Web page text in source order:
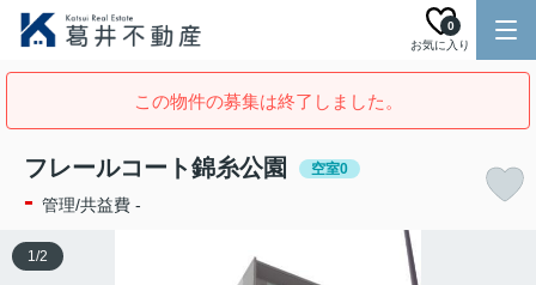
お気に入り
0
この物件の募集は終了しました。
フレールコート錦糸公園 空室0
- 管理/共益費 -
1/2